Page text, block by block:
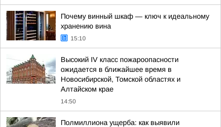
Почему винный шкаф — ключ к идеальному
хранению вина
15:10
Высокий IV класс пожароопасности
ожидается в ближайшее время в
Новосибирской, Томской областях и
Алтайском крае
14:50
Полмиллиона ущерба: как выявили